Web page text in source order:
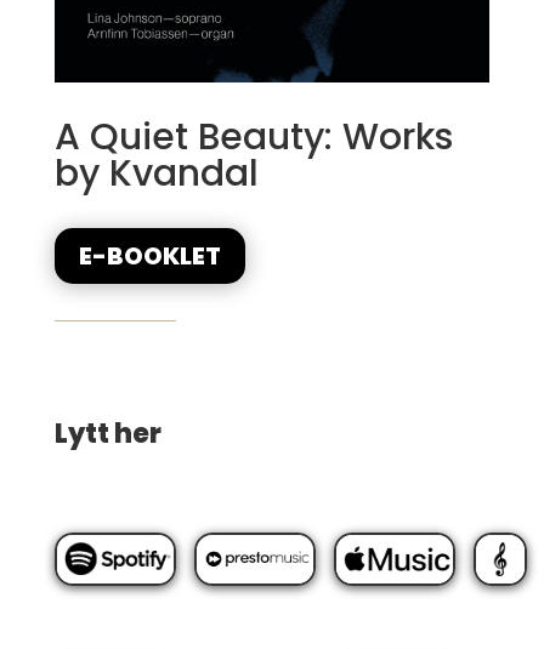
A Quiet Beauty: Works
by Kvandal
E-BOOKLET
Lytt her